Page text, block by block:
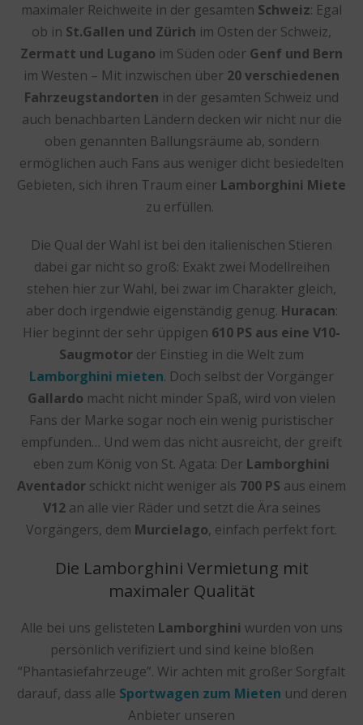
maximaler Reichweite in der gesamten Schweiz: Egal
ob in St.Gallen und Zürich im Osten der Schweiz,
Zermatt und Lugano im Süden oder Genf und Bern
im Westen – Mit inzwischen über 20 verschiedenen
Fahrzeugstandorten in der gesamten Schweiz und
auch benachbarten Ländern decken wir nicht nur die
oben genannten Ballungsräume ab, sondern
ermöglichen auch Fans aus weniger dicht besiedelten
Gebieten, sich ihren Traum einer Lamborghini Miete
zu erfüllen.
Die Qual der Wahl ist bei den italienischen Stieren
dabei gar nicht so groß: Exakt zwei Modellreihen
stehen hier zur Wahl, bei zwar im Charakter gleich,
aber doch irgendwie eigenständig genug. Huracan:
Hier beginnt der sehr üppigen 610 PS aus eine V10-
Saugmotor der Einstieg in die Welt zum
Lamborghini mieten. Doch selbst der Vorgänger
Gallardo macht nicht minder Spaß, wird von vielen
Fans der Marke sogar noch ein wenig puristischer
empfunden… Und wem das nicht ausreicht, der greift
eben zum König von St. Agata: Der Lamborghini
Aventador schickt nicht weniger als 700 PS aus einem
V12an alle vier Räder und setzt die Ära seines
Vorgängers, dem Murcielago, einfach perfekt fort.
Die Lamborghini Vermietung mit
maximaler Qualität
Alle bei uns gelisteten Lamborghini wurden von uns
persönlich verifiziert und sind keine bloßen
“Phantasiefahrzeuge”. Wir achten mit großer Sorgfalt
darauf, dass alle Sportwagen zum Mieten und deren
Anbieter unseren